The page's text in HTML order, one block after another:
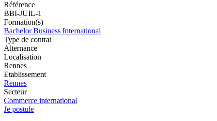
Référence
BBI-JUIL-1
Formation(s)
Bachelor Business International
Type de contrat
Alternance
Localisation
Rennes
Etablissement
Rennes
Secteur
Commerce international
Je postule